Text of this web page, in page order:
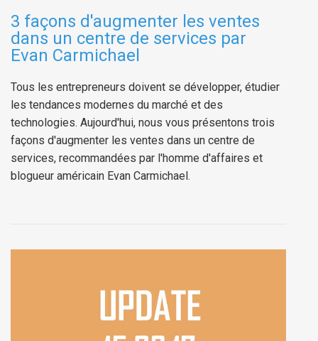
3 façons d'augmenter les ventes
dans un centre de services par
Evan Carmichael
Tous les entrepreneurs doivent se développer, étudier
les tendances modernes du marché et des
technologies. Aujourd'hui, nous vous présentons trois
façons d'augmenter les ventes dans un centre de
services, recommandées par l'homme d'affaires et
blogueur américain Evan Carmichael.